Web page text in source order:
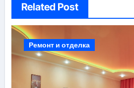
Related Post
Ремонт и отделка